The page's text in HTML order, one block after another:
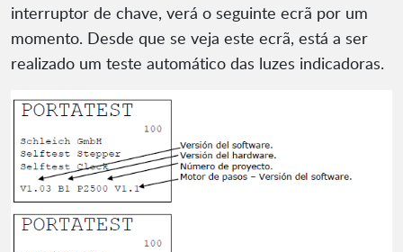
interruptor de chave, verá o seguinte ecrã por um
momento. Desde que se veja este ecrã, está a ser
realizado um teste automático das luzes indicadoras.